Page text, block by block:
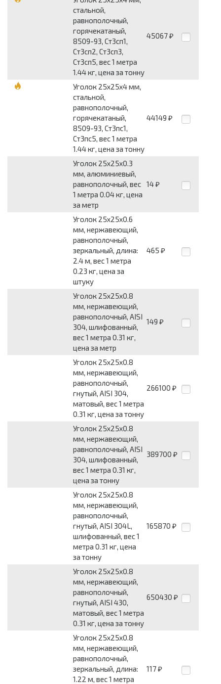
стальной,
равнополочный,
горячекатаный,
8509-93, Ст3сп1,
Ст3сп2, Ст3сп3,
Ст3сп5, вес 1 метра
1.44 кг, цена за тонну
45067 ₽
Уголок 25x25x4 мм,
стальной,
равнополочный,
горячекатаный,
8509-93, Ст3пс1,
Ст3пс5, вес 1 метра
1.44 кг, цена за тонну
44149 ₽
Уголок 25x25x0.3
мм, алюминиевый,
равнополочный, вес
1 метра 0.04 кг, цена
за метр
14 ₽
Уголок 25x25x0.6
мм, нержавеющий,
равнополочный,
зеркальный, длина:
2.4 м, вес 1 метра
0.23 кг, цена за
штуку
465 ₽
Уголок 25x25x0.8
мм, нержавеющий,
равнополочный, AISI
304, шлифованный,
вес 1 метра 0.31 кг,
цена за метр
149 ₽
Уголок 25x25x0.8
мм, нержавеющий,
равнополочный,
гнутый, AISI 304,
матовый, вес 1 метра
0.31 кг, цена за тонну
266100 ₽
Уголок 25x25x0.8
мм, нержавеющий,
равнополочный, AISI
304, шлифованный,
вес 1 метра 0.31 кг,
цена за тонну
389700 ₽
Уголок 25x25x0.8
мм, нержавеющий,
равнополочный,
гнутый, AISI 304L,
шлифованный, вес 1
метра 0.31 кг, цена
за тонну
165870 ₽
Уголок 25x25x0.8
мм, нержавеющий,
равнополочный,
гнутый, AISI 430,
матовый, вес 1 метра
0.31 кг, цена за тонну
650430 ₽
Уголок 25x25x0.8
мм, нержавеющий,
равнополочный,
зеркальный, длина:
1.22 м, вес 1 метра
117 ₽